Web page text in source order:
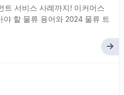
트 서비스 사례까지! 이커머스
할 물류 용어와 2024 물류 트